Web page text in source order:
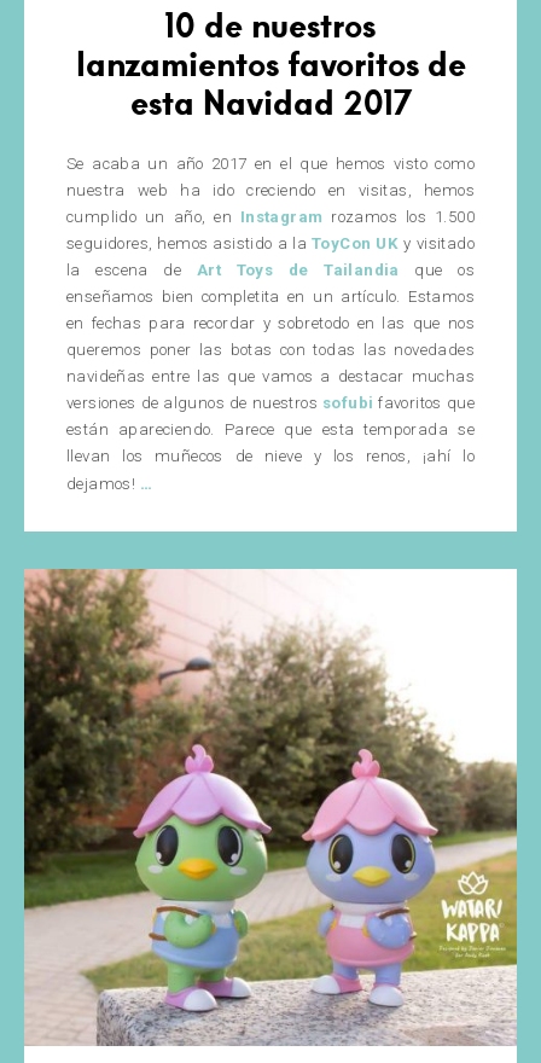
10 de nuestros
lanzamientos favoritos de
esta Navidad 2017
Se acaba un año 2017 en el que hemos visto como
nuestra web ha ido creciendo en visitas, hemos
cumplido un año, en Instagram rozamos los 1.500
seguidores, hemos asistido a laToyCon UK y visitado
la escena de Art Toys de Tailandia
que os
enseñamos bien completita en un artículo. Estamos
en fechas para recordar y sobretodo en las que nos
queremos poner las botas con todas las novedades
navideñas entre las que vamos a destacar muchas
versiones de algunos de nuestros sofubi favoritos que
están apareciendo. Parece que esta temporada se
llevan los muñecos de nieve y los renos, ¡ahí lo
dejamos! …
nuestros
lanzamientos
de
esta
Navidad
2017